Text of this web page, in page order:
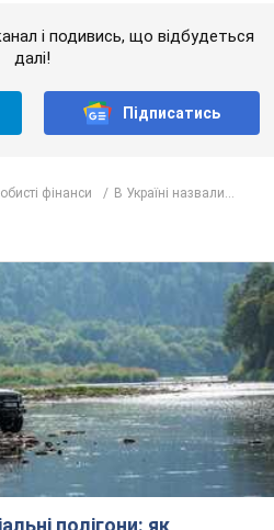
і подивись, що відбудеться
далі!
Підписатись
фінанси В Україні назвали...
полігони: як